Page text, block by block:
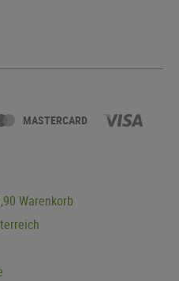
MASTERCARD
Warenkorb